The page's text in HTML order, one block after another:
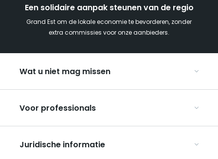
Een solidaire aanpak steunen van de regio
Grand Est om de lokale economie te bevorderen, zonder
extra commissies voor onze aanbieders.
Wat u niet mag missen
Met z’n tweeën
Kerst in Oost-Frankrijk
De Route des Vins d’Alsace
Voor professionals
Organiseer uw groepsreizen
Juridische informatie